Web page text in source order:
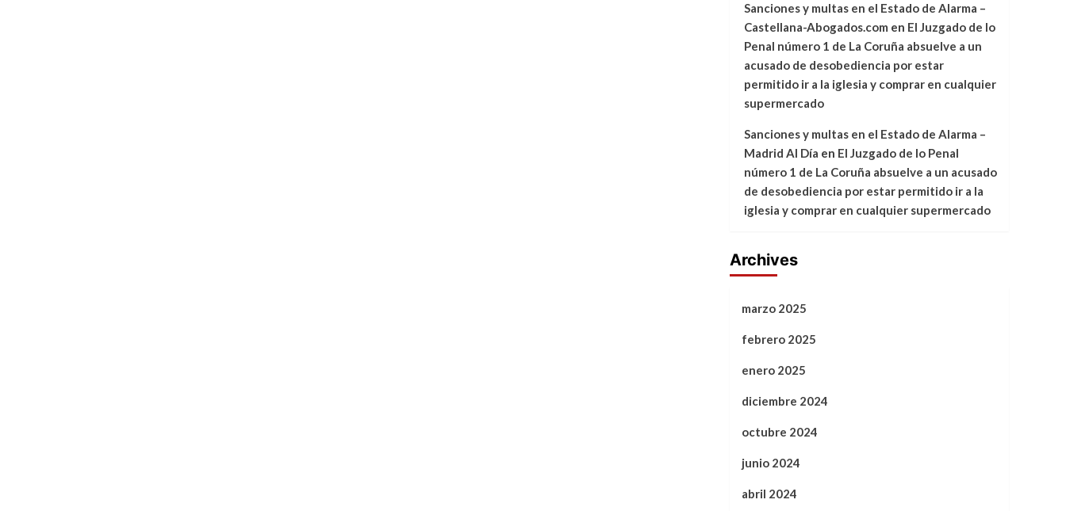
Sanciones y multas en el Estado de Alarma –
Castellana-Abogados.com en El Juzgado de lo
Penal número 1 de La Coruña absuelve a un
acusado de desobediencia por estar
permitido ir a la iglesia y comprar en cualquier
supermercado
Sanciones y multas en el Estado de Alarma –
Madrid Al Día en El Juzgado de lo Penal
número 1 de La Coruña absuelve a un acusado
de desobediencia por estar permitido ir a la
iglesia y comprar en cualquier supermercado
Archives
marzo 2025
febrero 2025
enero 2025
diciembre 2024
octubre 2024
junio 2024
abril 2024